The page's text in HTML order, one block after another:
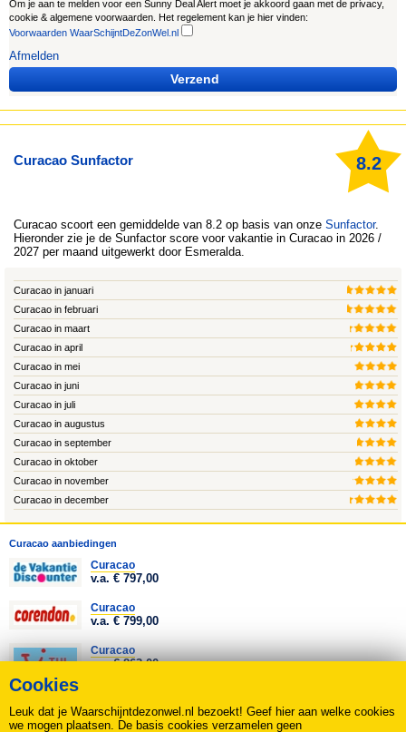
Curacao Sunfactor 8.2
Curacao scoort een gemiddelde van 8.2 op basis van onze Sunfactor.
Hieronder zie je de Sunfactor score voor vakantie in Curacao in 2026 /
2027 per maand uitgewerkt door Esmeralda.
Curacao in januari
Curacao in februari
Curacao in maart
Curacao in april
Curacao in mei
Curacao in juni
Curacao in juli
Curacao in augustus
Curacao in september
Curacao in oktober
Curacao in november
Curacao in december
Curacao aanbiedingen
Curacao
v.a. € 797,00
Curacao
v.a. € 799,00
Curacao
v.a. € 863,00
v.a. € 857,00
Om je aan te melden voor een Sunny Deal Alert moet je akkoord gaan met de privacy,
cookie & algemene voorwaarden. Het regelement kan je hier vinden:
Voorwaarden WaarSchijntDeZonWel.nl
Afmelden
Verzend
Cookies
Leuk dat je Waarschijntdezonwel.nl bezoekt! Geef hier aan welke cookies
we mogen plaatsen. De basis cookies verzamelen geen